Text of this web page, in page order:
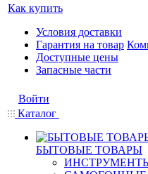
Как купить
Условия доставки
Гарантия на товар
Доступные цены
Запасные части
Войти
Каталог
БЫТОВЫЕ ТОВАРЫ